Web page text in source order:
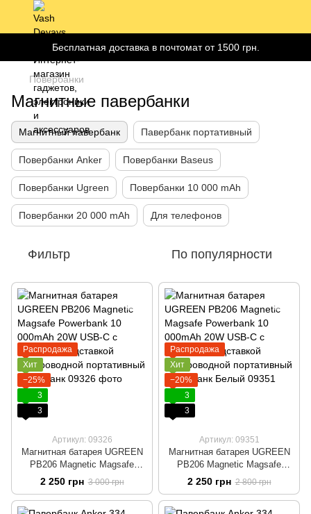
Бесплатная доставка в почтомат от 1500 грн.
Повербанки
Магнитные павербанки
Магнитный павербанк Павербанк портативный
Повербанки Anker Повербанки Baseus
Повербанки Ugreen Повербанки 10 000 mAh
Повербанки 20 000 mAh Для телефонов
Фильтр По популярности
Распродажа
Хит
−25%
3
3
Артикул: 09326
Магнитная батарея UGREEN
PB206 Magnetic Magsafe
Powerbank 10 000mAh 20W
USB-C с складной подставкой
Беспроводной портативный
2 250 грн 3 000 грн
Распродажа
Хит
−20%
3
3
Артикул: 09351
Магнитная батарея UGREEN
PB206 Magnetic Magsafe
Powerbank 10 000mAh 20W
USB-C с складной подставкой
Беспроводной портативный
2 250 грн 2 800 грн